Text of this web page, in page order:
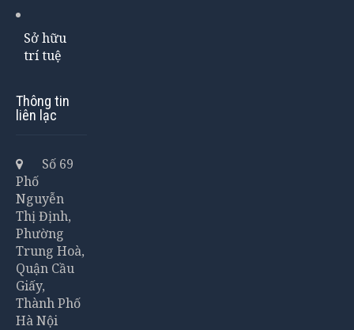
Sở hữu
trí tuệ
Thông tin
liên lạc
Số 69
Phố
Nguyễn
Thị Định,
Phường
Trung Hoà,
Quận Cầu
Giấy,
Thành Phố
Hà Nội